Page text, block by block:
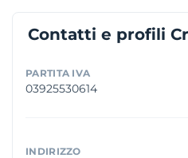
Contatti e profili
PARTITA IVA
03925530614
INDIRIZZO